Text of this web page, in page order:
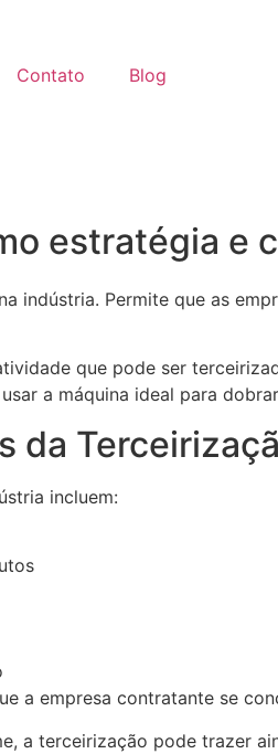
Contato Blog
estratégia e
indústria. Permite que as
que pode ser
a máquina ideal para
da
incluem:
a empresa contratante se
a terceirização pode trazer